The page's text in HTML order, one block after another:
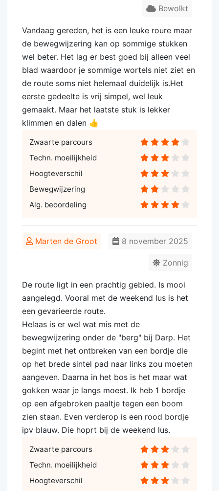
Bewolkt
Vandaag gereden, het is een leuke roure maar
de bewegwijzering kan op sommige stukken
wel beter. Het lag er best goed bij alleen veel
blad waardoor je sommige wortels niet ziet en
de route soms niet helemaal duidelijk is.Het
eerste gedeelte is vrij simpel, wel leuk
gemaakt. Maar het laatste stuk is lekker
klimmen en dalen 👍
Zwaarte parcours
Techn. moeilijkheid
Hoogteverschil
Bewegwijzering
Alg. beoordeling
Marten de Groot 8 november 2025
Zonnig
De route ligt in een prachtig gebied. Is mooi
aangelegd. Vooral met de weekend lus is het
een gevarieerde route.
Helaas is er wel wat mis met de
bewegwijzering onder de "berg" bij Darp. Het
begint met het ontbreken van een bordje die
op het brede sintel pad naar links zou moeten
aangeven. Daarna in het bos is het maar wat
gokken waar je langs moest. Ik heb 1 bordje
op een afgebroken paaltje tegen een boom
zien staan. Even verderop is een rood bordje
ipv blauw. Die hoprt bij de weekend lus.
Zwaarte parcours
Techn. moeilijkheid
Hoogteverschil